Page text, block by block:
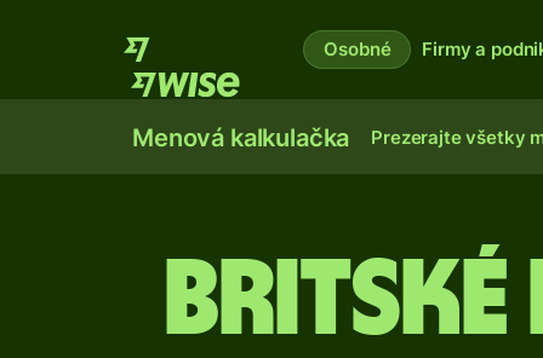
Osobné Firmy a
Menová kalkulačka Prezerajte všetky